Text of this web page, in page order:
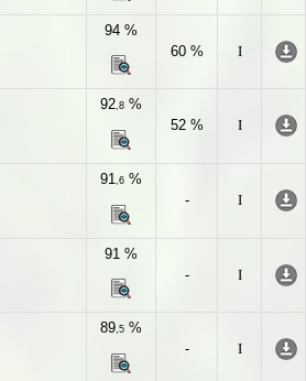
94 %
60 %
I
92,8 %
52 %
I
91,6 %
-
I
91 %
-
I
89,5 %
-
I